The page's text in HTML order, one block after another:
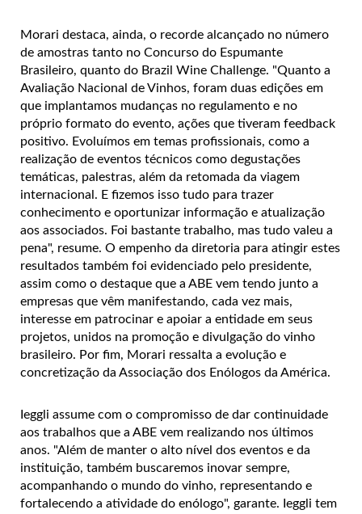
Morari destaca, ainda, o recorde alcançado no número
de amostras tanto no Concurso do Espumante
Brasileiro, quanto do Brazil Wine Challenge. "Quanto a
Avaliação Nacional de Vinhos, foram duas edições em
que implantamos mudanças no regulamento e no
próprio formato do evento, ações que tiveram feedback
positivo. Evoluímos em temas profissionais, como a
realização de eventos técnicos como degustações
temáticas, palestras, além da retomada da viagem
internacional. E fizemos isso tudo para trazer
conhecimento e oportunizar informação e atualização
aos associados. Foi bastante trabalho, mas tudo valeu a
pena", resume. O empenho da diretoria para atingir estes
resultados também foi evidenciado pelo presidente,
assim como o destaque que a ABE vem tendo junto a
empresas que vêm manifestando, cada vez mais,
interesse em patrocinar e apoiar a entidade em seus
projetos, unidos na promoção e divulgação do vinho
brasileiro. Por fim, Morari ressalta a evolução e
concretização da Associação dos Enólogos da América.
Ieggli assume com o compromisso de dar continuidade
aos trabalhos que a ABE vem realizando nos últimos
anos. "Além de manter o alto nível dos eventos e da
instituição, também buscaremos inovar sempre,
acompanhando o mundo do vinho, representando e
fortalecendo a atividade do enólogo", garante. Ieggli tem